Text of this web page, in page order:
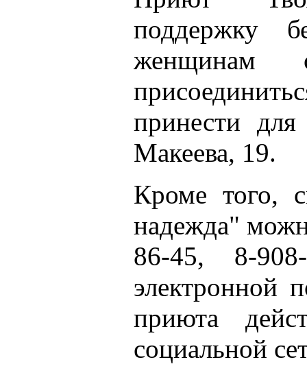
поддержку
женщинам
принести
Макеева, 19.
Кроме того,
надежда"
86-45, 8-
электронной
приюта
социальной